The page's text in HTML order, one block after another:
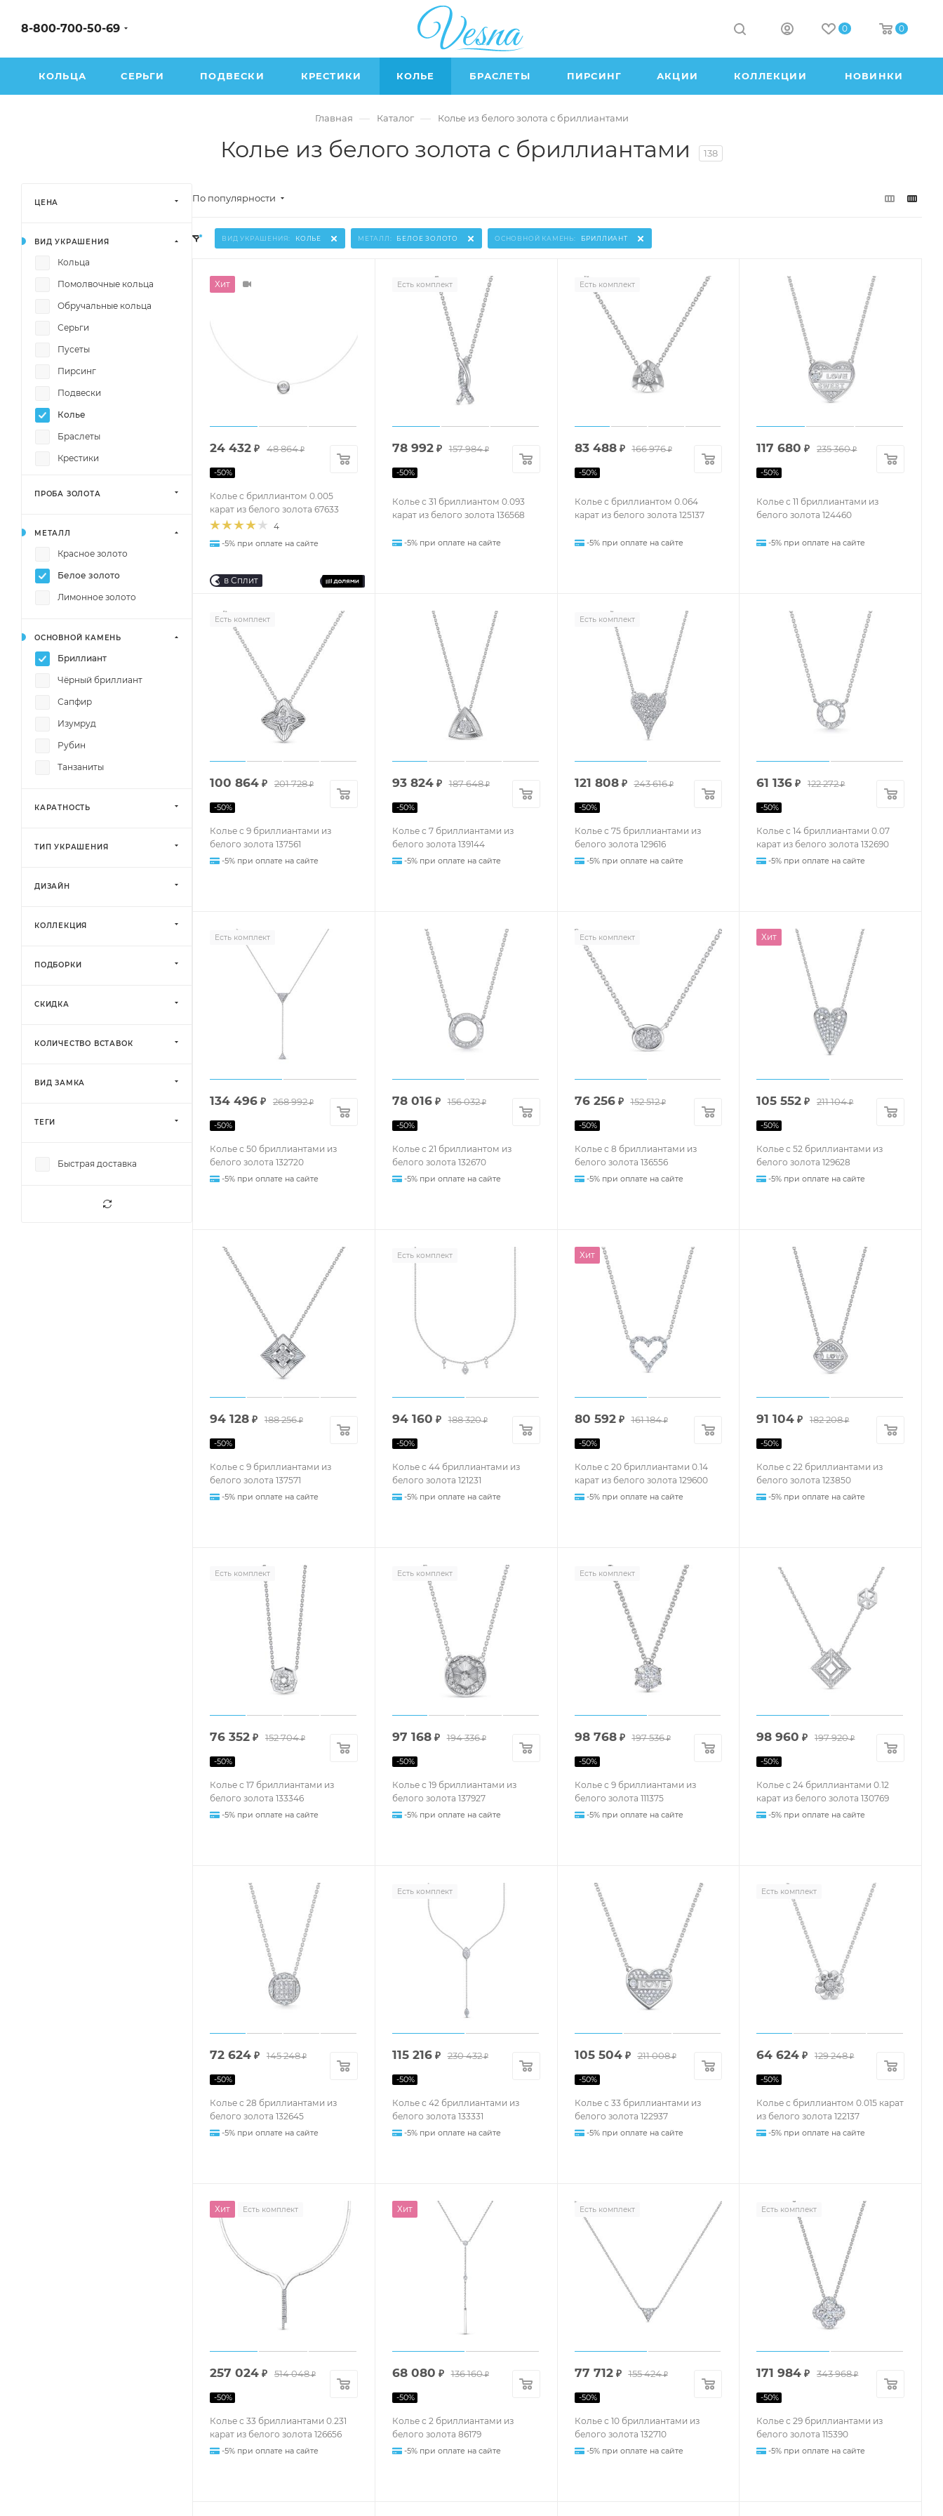
8-800-700-50-69 0 0
КОЛЬЦА СЕРЬГИ ПОДВЕСКИ КРЕСТИКИ КОЛЬЕ БРАСЛЕТЫ ПИРСИНГ АКЦИИ КОЛЛЕКЦИИ НОВИНКИ
Главная — Каталог — Колье из белого золота с бриллиантами
Колье из белого золота с бриллиантами 138
По популярности
ВИД УКРАШЕНИЯ: КОЛЬЕ МЕТАЛЛ: БЕЛОЕ ЗОЛОТО ОСНОВНОЙ КАМЕНЬ: БРИЛЛИАНТ
Хит
4
Колье с бриллиантом 0.005
карат из белого золота 67633
-5% при оплате на сайте
24 432 ₽ 48 864₽
-50%
в Сплит
Есть комплект
Колье с 31 бриллиантом 0.093
карат из белого золота 136568
-5% при оплате на сайте
78 992₽ 157 984₽
-50%
Есть комплект
Колье с бриллиантом 0.064
карат из белого золота 125137
-5% при оплате на сайте
83 488₽ 166 976₽
-50%
Колье с 11 бриллиантами из
белого золота 124460
-5% при оплате на сайте
117 680 ₽ 235 360₽
-50%
Есть комплект
Колье с 9 бриллиантами из
белого золота 137561
-5% при оплате на сайте
100 864 ₽ 201 728₽
-50%
Колье с 7 бриллиантами из
белого золота 139144
-5% при оплате на сайте
93 824₽ 187 648₽
-50%
Есть комплект
Колье с 75 бриллиантами из
белого золота 129616
-5% при оплате на сайте
121 808₽ 243 616₽
-50%
Колье с 14 бриллиантами 0.07
карат из белого золота 132690
-5% при оплате на сайте
61 136 ₽ 122 272₽
-50%
Есть комплект
Колье с 50 бриллиантами из
белого золота 132720
-5% при оплате на сайте
134 496 ₽ 268 992₽
-50%
Колье с 21 бриллиантом из
белого золота 132670
-5% при оплате на сайте
78 016₽ 156 032₽
-50%
Есть комплект
Колье с 8 бриллиантами из
белого золота 136556
-5% при оплате на сайте
76 256₽ 152 512₽
-50%
Хит
Колье с 52 бриллиантами из
белого золота 129628
-5% при оплате на сайте
105 552 ₽ 211 104₽
-50%
Колье с 9 бриллиантами из
белого золота 137571
-5% при оплате на сайте
94 128 ₽ 188 256₽
-50%
Есть комплект
Колье с 44 бриллиантами из
белого золота 121231
-5% при оплате на сайте
94 160 ₽ 188 320₽
-50%
Хит
Колье с 20 бриллиантами 0.14
карат из белого золота 129600
-5% при оплате на сайте
80 592₽ 161 184₽
-50%
Колье с 22 бриллиантами из
белого золота 123850
-5% при оплате на сайте
91 104 ₽ 182 208₽
-50%
Есть комплект
Колье с 17 бриллиантами из
белого золота 133346
-5% при оплате на сайте
76 352 ₽ 152 704₽
-50%
Есть комплект
Колье с 19 бриллиантами из
белого золота 137927
-5% при оплате на сайте
97 168₽ 194 336₽
-50%
Есть комплект
Колье с 9 бриллиантами из
белого золота 111375
-5% при оплате на сайте
98 768₽ 197 536₽
-50%
Колье с 24 бриллиантами 0.12
карат из белого золота 130769
-5% при оплате на сайте
98 960 ₽ 197 920₽
-50%
Колье с 28 бриллиантами из
белого золота 132645
-5% при оплате на сайте
72 624 ₽ 145 248₽
-50%
Есть комплект
Колье с 42 бриллиантами из
белого золота 133331
-5% при оплате на сайте
115 216₽ 230 432₽
-50%
Колье с 33 бриллиантами из
белого золота 122937
-5% при оплате на сайте
105 504₽ 211 008₽
-50%
Есть комплект
Колье с бриллиантом 0.015 карат
из белого золота 122137
-5% при оплате на сайте
64 624 ₽ 129 248₽
-50%
Хит Есть комплект
Колье с 33 бриллиантами 0.231
карат из белого золота 126656
-5% при оплате на сайте
257 024 ₽ 514 048₽
-50%
Хит
Колье с 2 бриллиантами из
белого золота 86179
-5% при оплате на сайте
68 080 ₽ 136 160₽
-50%
Есть комплект
Колье с 10 бриллиантами из
белого золота 132710
-5% при оплате на сайте
77 712₽ 155 424₽
-50%
Есть комплект
Колье с 29 бриллиантами из
белого золота 115390
-5% при оплате на сайте
171 984 ₽ 343 968₽
-50%
ЦЕНА
ВИД УКРАШЕНИЯ
Кольца
Помолвочные кольца
Обручальные кольца
Серьги
Пусеты
Пирсинг
Подвески
Колье
Браслеты
Крестики
ПРОБА ЗОЛОТА
МЕТАЛЛ
Красное золото
Белое золото
Лимонное золото
ОСНОВНОЙ КАМЕНЬ
Бриллиант
Чёрный бриллиант
Сапфир
Изумруд
Рубин
Танзаниты
КАРАТНОСТЬ
ТИП УКРАШЕНИЯ
ДИЗАЙН
КОЛЛЕКЦИЯ
ПОДБОРКИ
СКИДКА
КОЛИЧЕСТВО ВСТАВОК
ВИД ЗАМКА
ТЕГИ
Быстрая доставка